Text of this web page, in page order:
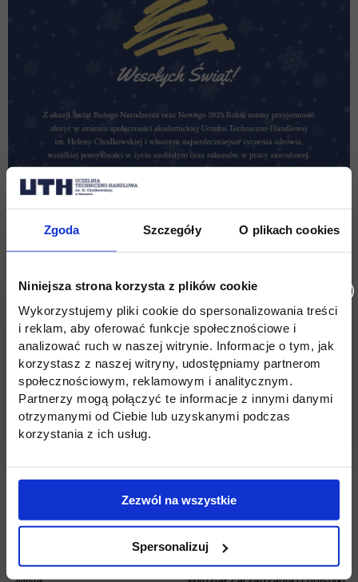
Zgoda Szczegóły O plikach cookies
Niniejsza strona korzysta z plików cookie
Wykorzystujemy pliki cookie do spersonalizowania treści
i reklam, aby oferować funkcje społecznościowe i
analizować ruch w naszej witrynie. Informacje o tym, jak
korzystasz z naszej witryny, udostępniamy partnerom
społecznościowym, reklamowym i analitycznym.
Partnerzy mogą połączyć te informacje z innymi danymi
otrzymanymi od Ciebie lub uzyskanymi podczas
korzystania z ich usług.
Zezwól na wszystkie
Spersonalizuj
Pomiń
stopkę
Informacje w stopce
Edukacja
Licencjackie
Inżynierskie
Magisterskie
Student
Wirtualna uczelnia
Dziekanat
Opłaty
Kontakt